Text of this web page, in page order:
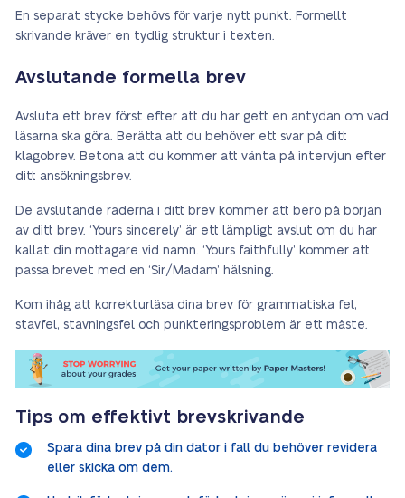
En separat stycke behövs för varje nytt punkt. Formellt
skrivande kräver en tydlig struktur i texten.
Avslutande formella brev
Avsluta ett brev först efter att du har gett en antydan om vad
läsarna ska göra. Berätta att du behöver ett svar på ditt
klagobrev. Betona att du kommer att vänta på intervjun efter
ditt ansökningsbrev.
De avslutande raderna i ditt brev kommer att bero på början
av ditt brev. ‘Yours sincerely’ är ett lämpligt avslut om du har
kallat din mottagare vid namn. ‘Yours faithfully’ kommer att
passa brevet med en ‘Sir/Madam’ hälsning.
Kom ihåg att korrekturläsa dina brev för grammatiska fel,
stavfel, stavningsfel och punkteringsproblem är ett måste.
Tips om effektivt brevskrivande
Spara dina brev på din dator i fall du behöver revidera
eller skicka om dem.